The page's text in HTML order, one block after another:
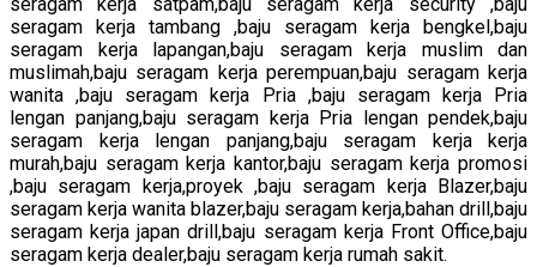
seragam kerja tambang ,baju seragam kerja bengkel,baju
seragam kerja lapangan,baju seragam kerja muslim dan
muslimah,baju seragam kerja perempuan,baju seragam kerja
wanita ,baju seragam kerja Pria ,baju seragam kerja Pria
lengan panjang,baju seragam kerja Pria lengan pendek,baju
seragam kerja lengan panjang,baju seragam kerja kerja
murah,baju seragam kerja kantor,baju seragam kerja promosi
,baju seragam kerja,proyek ,baju seragam kerja Blazer,baju
seragam kerja wanita blazer,baju seragam kerja,bahan drill,baju
seragam kerja japan drill,baju seragam kerja Front Office,baju
seragam kerja dealer,baju seragam kerja rumah sakit.